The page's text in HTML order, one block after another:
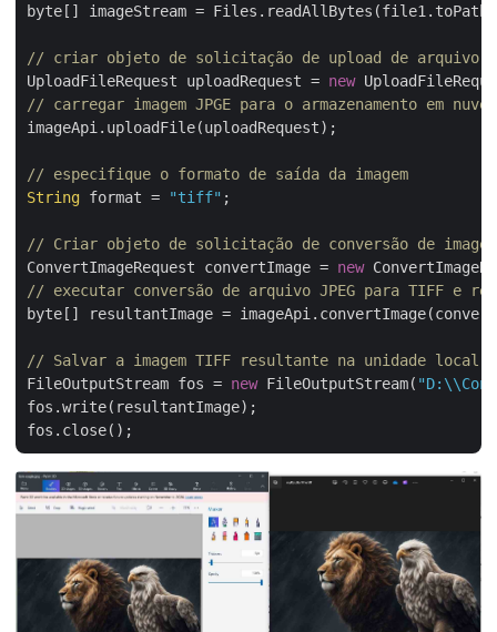
byte[] imageStream =
// criar objeto de solicitação de upload de arquivo
UploadFileRequest uploadRequest = new
// carregar imagem JPGE para o armazenamento em nuvem
imageApi.uploadFile(uploadRequest);
// especifique o formato de saída da imagem
String format = "tiff" ;
// Criar objeto de solicitação de conversão de imagem
ConvertImageRequest convertImage = new
// executar conversão de arquivo JPEG para TIFF e
byte[] resultantImage =
// Salvar a imagem TIFF resultante na unidade local
FileOutputStream fos = new FileOutputStream(
fos.write(resultantImage);